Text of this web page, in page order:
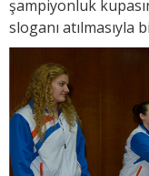
şampiyonluk
sloganı